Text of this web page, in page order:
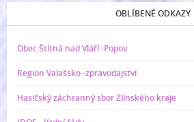
OBLÍBENÉ ODKAZY
Obec Štítná nad Vláří -Popov
Region Valašsko -zpravodajství
Hasičský záchranný sbor Zlínského kraje